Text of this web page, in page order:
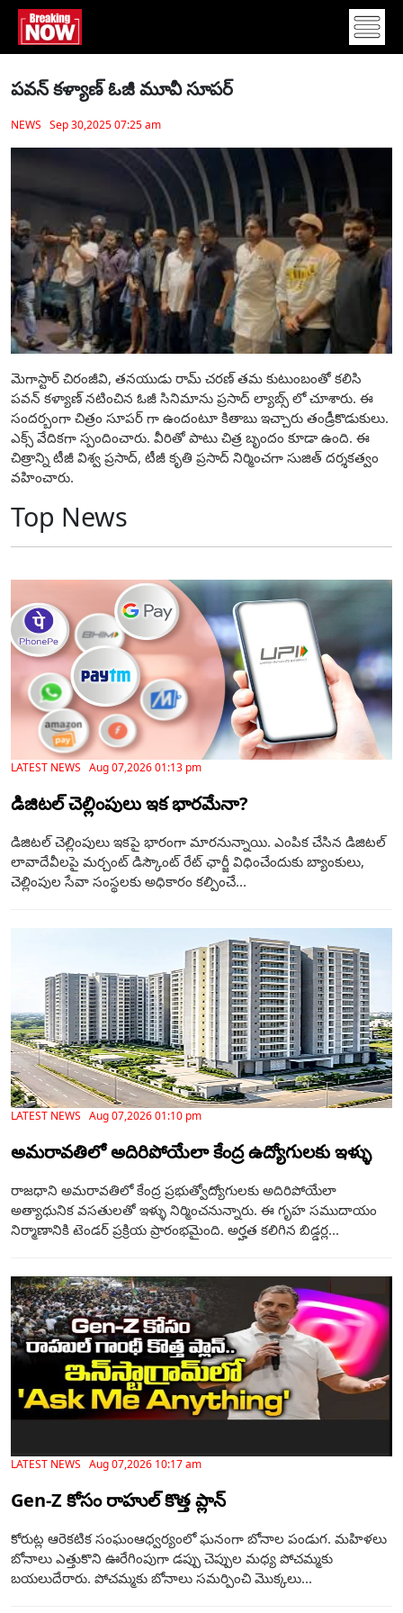
ప‌వ‌న్ క‌ళ్యాణ్ ఓజీ మూవీ సూప‌ర్
NEWS Sep 30,2025 07:25 am
మెగాస్టార్ చిరంజీవి, త‌న‌యుడు రామ్ చర‌ణ్ త‌మ కుటుంబంతో క‌లిసి
ప‌వ‌న్ క‌ళ్యాణ్ న‌టించిన ఓజీ సినిమాను ప్ర‌సాద్ ల్యాబ్స్ లో చూశారు. ఈ
సంద‌ర్బంగా చిత్రం సూప‌ర్ గా ఉందంటూ కితాబు ఇచ్చారు తండ్రీకొడుకులు.
ఎక్స్ వేదిక‌గా స్పందించారు. వీరితో పాటు చిత్ర బృందం కూడా ఉంది. ఈ
చిత్రాన్ని టీజీ విశ్వ ప్ర‌సాద్, టీజీ కృతి ప్ర‌సాద్ నిర్మించ‌గా సుజిత్ ద‌ర్శ‌క‌త్వం
వ‌హించారు.
Top News
LATEST NEWS Aug 07,2026 01:13 pm
డిజిటల్ చెల్లింపులు ఇక భారమేనా?
డిజిటల్ చెల్లింపులు ఇకపై భారంగా మారనున్నాయి. ఎంపిక చేసిన డిజిటల్‌
లావాదేవీలపై మర్చంట్‌ డిస్కౌంట్‌ రేట్‌ ఛార్జీ విధించేందుకు బ్యాంకులు,
చెల్లింపుల సేవా సంస్థలకు అధికారం కల్పించే...
LATEST NEWS Aug 07,2026 01:10 pm
అమరావతిలో అదిరిపోయేలా కేంద్ర ఉద్యోగులకు ఇళ్ళు
రాజధాని అమరావతిలో కేంద్ర ప్రభుత్వోద్యోగులకు అదిరిపోయేలా
అత్యాధునిక వసతులతో ఇళ్ళు నిర్మించనున్నారు. ఈ గృహ సముదాయం
నిర్మాణానికి టెండర్‌ ప్రక్రియ ప్రారంభమైంది. అర్హత కలిగిన బిడ్డర్ల...
LATEST NEWS Aug 07,2026 10:17 am
Gen-Z కోసం రాహుల్ కొత్త ప్లాన్
కోరుట్ల ఆరెకటిక సంఘంఆధ్వర్యంలో ఘనంగా బోనాల పండుగ. మహిళలు
బోనాలు ఎత్తుకొని ఊరేగింపుగా డప్పు చెప్పుల మధ్య పోచమ్మకు
బయలుదేరారు. పోచమ్మకు బోనాలు సమర్పించి మొక్కలు...